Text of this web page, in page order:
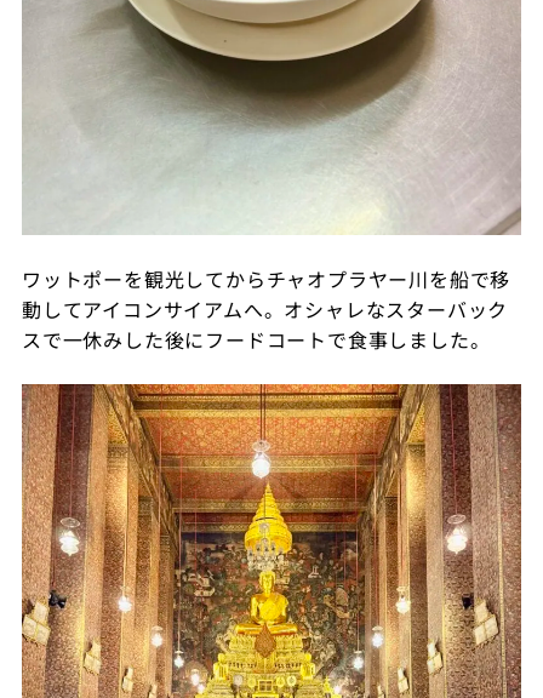
ワットポーを観光してからチャオプラヤー川を船で移
動してアイコンサイアムへ。オシャレなスターバック
スで一休みした後にフードコートで食事しました。